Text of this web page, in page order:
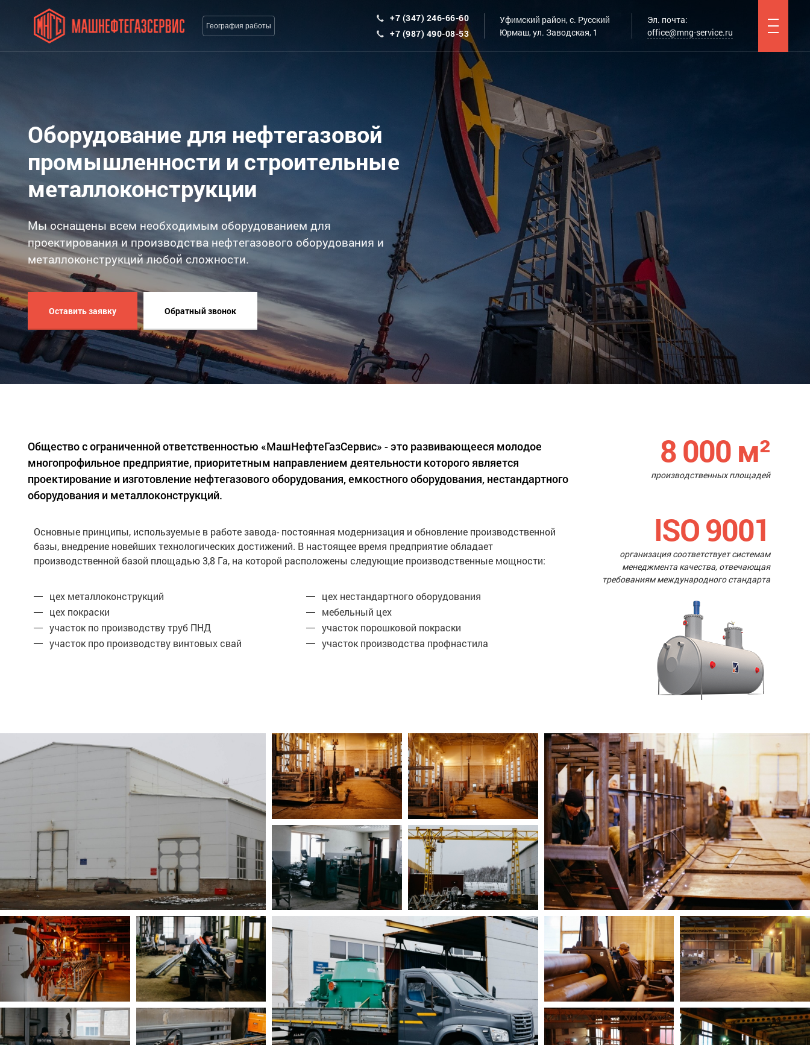
География работы
+7 (347) 246-66-60
+7 (987) 490-08-53
Уфимский район, с. Русский
Юрмаш, ул. Заводская, 1
Эл. почта:
office@mng-service.ru
Оборудование для нефтегазовой
промышленности и строительные
металлоконструкции
Мы оснащены всем необходимым оборудованием для
проектирования и производства нефтегазового оборудования и
металлоконструкций любой сложности.
Оставить заявку Обратный звонок
Общество с ограниченной ответственностью «МашНефтеГазСервис» - это развивающееся молодое
многопрофильное предприятие, приоритетным направлением деятельности которого является
проектирование и изготовление нефтегазового оборудования, емкостного оборудования, нестандартного
оборудования и металлоконструкций.
Основные принципы, используемые в работе завода- постоянная модернизация и обновление производственной
базы, внедрение новейших технологических достижений. В настоящее время предприятие обладает
производственной базой площадью 3,8 Га, на которой расположены следующие производственные мощности:
цех металлоконструкций
цех нестандартного оборудования
цех покраски
мебельный цех
участок по производству труб ПНД
участок порошковой покраски
участок про производству винтовых свай
участок производства профнастила
8 000м²
производственных площадей
ISO 9001
организация соответствует системам
менеджмента качества, отвечающая
требованиям международного стандарта